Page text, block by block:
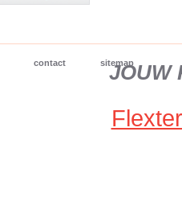
contact sitemap
JOUW